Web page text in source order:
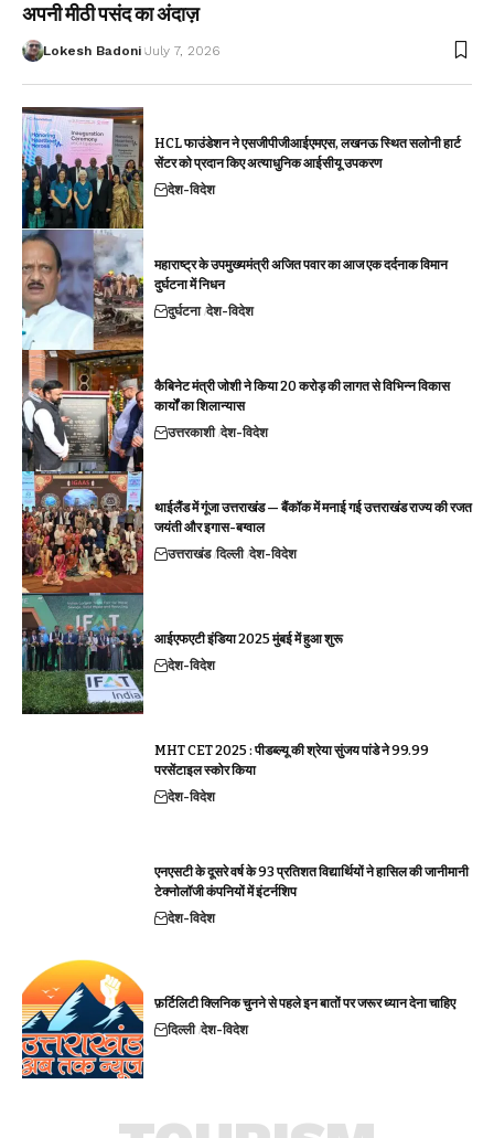
अपनी मीठी पसंद का अंदाज़
Lokesh Badoni July 7, 2026
HCL फाउंडेशन ने एसजीपीजीआईएमएस, लखनऊ स्थित सलोनी हार्ट
सेंटर को प्रदान किए अत्याधुनिक आईसीयू उपकरण
देश-विदेश
महाराष्ट्र के उपमुख्यमंत्री अजित पवार का आज एक दर्दनाक विमान
दुर्घटना में निधन
दुर्घटना देश-विदेश
कैबिनेट मंत्री जोशी ने किया 20 करोड़ की लागत से विभिन्न विकास
कार्यों का शिलान्यास
उत्तरकाशी देश-विदेश
थाईलैंड में गूंजा उत्तराखंड — बैंकॉक में मनाई गई उत्तराखंड राज्य की रजत
जयंती और इगास-बग्वाल
उत्तराखंड दिल्ली देश-विदेश
आईएफएटी इंडिया 2025 मुंबई में हुआ शुरू
देश-विदेश
MHT CET 2025 : पीडब्ल्यू की श्रेया सुंजय पांडे ने 99.99
परसेंटाइल स्कोर किया
देश-विदेश
एनएसटी के दूसरे वर्ष के 93 प्रतिशत विद्यार्थियों ने हासिल की जानीमानी
टेक्नोलॉजी कंपनियों में इंटर्नशिप
देश-विदेश
फ़र्टिलिटी क्लिनिक चुनने से पहले इन बातों पर जरूर ध्यान देना चाहिए
दिल्ली देश-विदेश